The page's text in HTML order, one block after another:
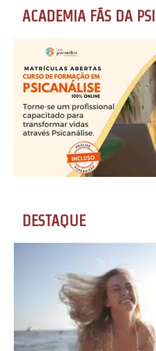
ACADEMIA FÃS DA
DESTAQUE